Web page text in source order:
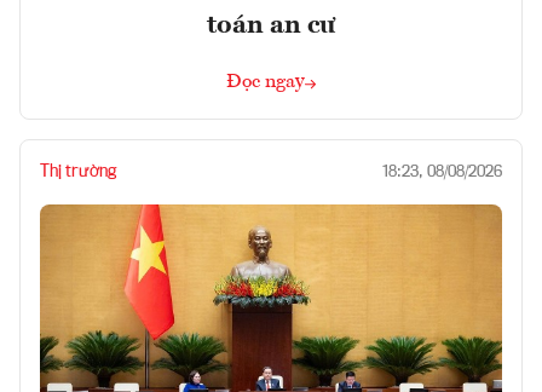
toán an cư
Đọc ngay
Thị trường 18:23, 08/08/2026